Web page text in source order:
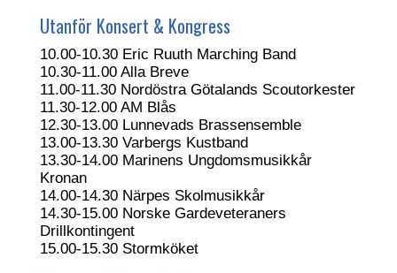
Utanför Konsert & Kongress
10.00-10.30 Eric Ruuth Marching Band
10.30-11.00 Alla Breve
11.00-11.30 Nordöstra Götalands Scoutorkester
11.30-12.00 AM Blås
12.30-13.00 Lunnevads Brassensemble
13.00-13.30 Varbergs Kustband
13.30-14.00 Marinens Ungdomsmusikkår
Kronan
14.00-14.30 Närpes Skolmusikkår
14.30-15.00 Norske Gardeveteraners
Drillkontingent
15.00-15.30 Stormköket